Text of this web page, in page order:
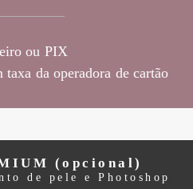
ou PIX
da operadora de cartão
(opcional)
de pele e Photoshop